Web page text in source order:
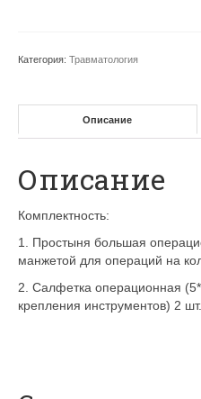
Категория: Травматология
Описание
Описание
Комплектность:
1. Простыня большая
манжетой для операций на
2. Салфетка операционная
крепления инструментов) 2 шт.